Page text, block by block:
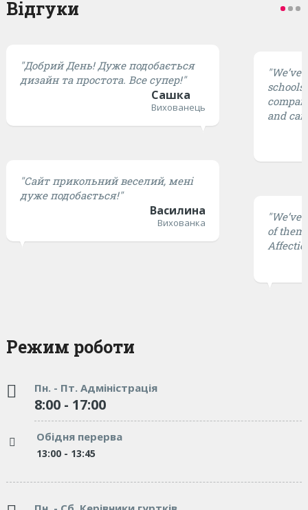
Відгуки
"Добрий День! Дуже подобається
дизайн та простота. Все супер!"
Сашка
Вихованець
"Сайт прикольний веселий, мені
дуже подобається!"
Василина
Вихованка
and
of them
Режим роботи
Пн. - Пт. Адміністрація
8:00 - 17:00
Обідня перерва
13:00 - 13:45